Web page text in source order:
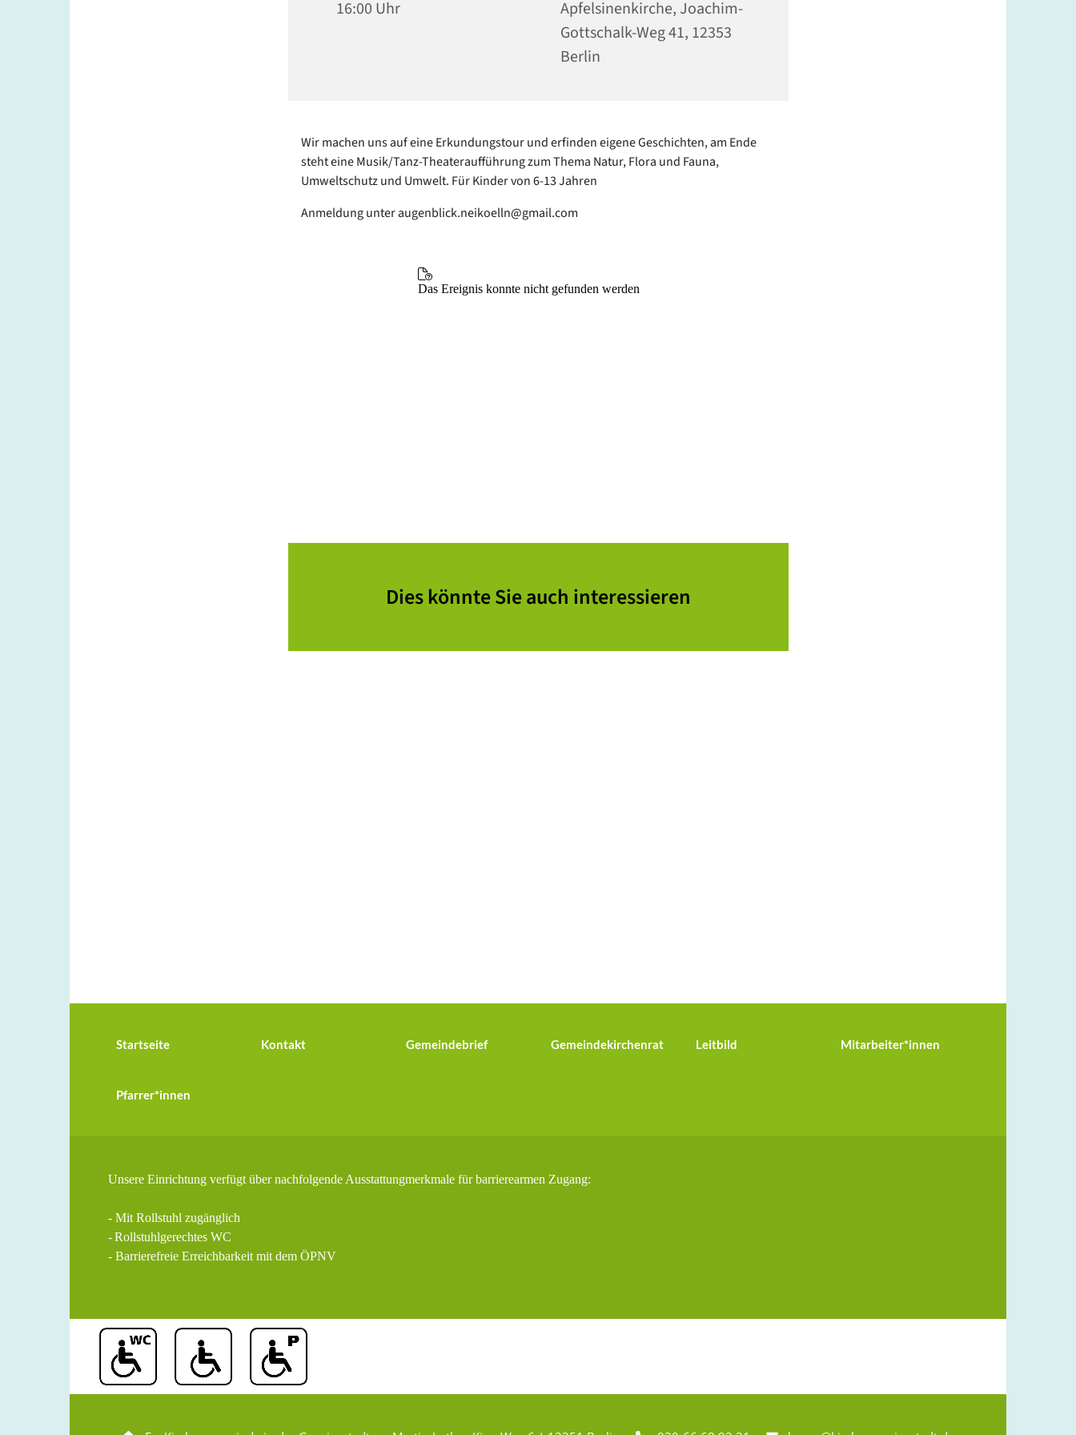
16:00 Uhr
Apfelsinenkirche, Joachim-
Gottschalk-Weg 41, 12353
Berlin
Wir machen uns auf eine Erkundungstour und erfinden eigene Geschichten, am Ende
steht eine Musik/Tanz-Theateraufführung zum Thema Natur, Flora und Fauna,
Umweltschutz und Umwelt. Für Kinder von 6-13 Jahren
Anmeldung unter augenblick.neikoelln@gmail.com
Dies könnte Sie auch interessieren
Startseite Kontakt Gemeindebrief Gemeindekirchenrat Leitbild Mitarbeiter*innen
Pfarrer*innen
Unsere Einrichtung verfügt über nachfolgende Ausstattungmerkmale für barrierearmen Zugang:
- Mit Rollstuhl zugänglich
-Rollstuhlgerechtes WC
- Barrierefreie Erreichbarkeit mit dem ÖPNV